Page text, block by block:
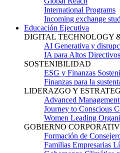
International Programs
Incoming exchange
Educación Ejecutiva
DIGITAL TECHNOLOGY
AI Generativa y
IA para Altos Directivos
SOSTENIBILIDAD
ESG y Finanzas
Finanzas para la
LIDERAZGO Y
Advanced
Journey to Conscious
Women Leading
GOBIERNO
Formación de
Familias Empresarias